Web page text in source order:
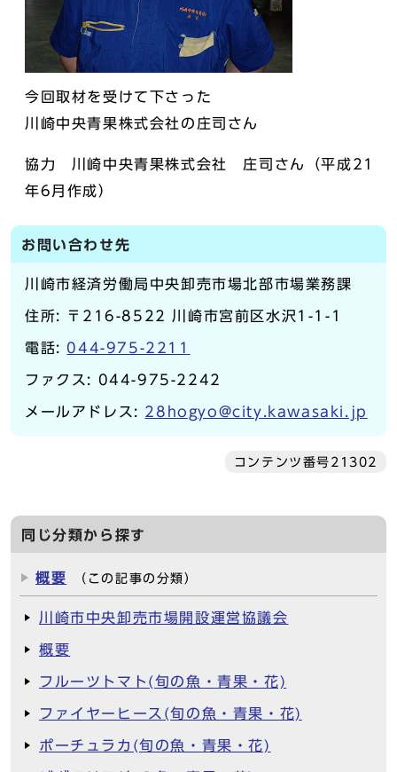
今回取材を受けて下さった
川崎中央青果株式会社の庄司さん
協力 川崎中央青果株式会社 庄司さん（平成21
年6月作成）
お問い合わせ先
川崎市経済労働局中央卸売市場北部市場業務課
住所: 〒216-8522 川崎市宮前区水沢1-1-1
電話: 044-975-2211
ファクス: 044-975-2242
メールアドレス: 28hogyo@city.kawasaki.jp
コンテンツ番号21302
同じ分類から探す
概要 （この記事の分類）
川崎市中央卸売市場開設運営協議会
概要
フルーツトマト(旬の魚・青果・花)
ファイヤーヒース(旬の魚・青果・花)
ポーチュラカ(旬の魚・青果・花)